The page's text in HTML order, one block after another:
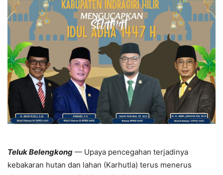
Teluk Belengkong — Upaya pencegahan terjadinya
kebakaran hutan dan lahan (Karhutla) terus menerus